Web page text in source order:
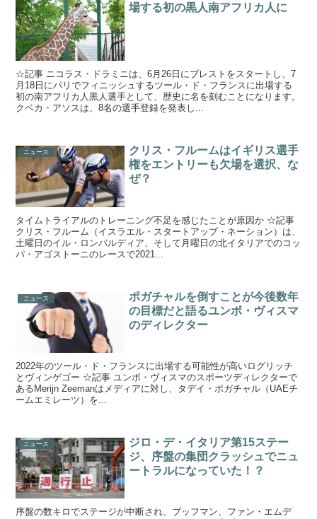
場する初の黒人南アフリカ人に
☆記事 ニコラス・ドラミニは、6月26日にブレストをスタートし、7
月18日にパリでフィニッシュするツール・ド・フランスに出場する
初の南アフリカ人黒人選手として、歴史に名を刻むことになります。
クベカ・アソスは、8名の選手登録を発表し...
ニュース
クリス・フルームはイギリス選手
権をエントリーも欠場を選択、な
ぜ？
タイムトライアルのトレーニング不足を感じたことが原因か ☆記事
クリス・フルーム（イスラエル・スタートアップ・ネーション）は、
土曜日のイル・ロンバルディア、そして月曜日の北イタリアでのコッ
パ・アゴストーニのレースで2021...
ニュース
ポガチャルを倒すことが今後数年
の目標だと語るユンボ・ヴィスマ
のディレクター
2022年のツール・ド・フランスに出場する可能性が高いログリッチ
とヴィンゲゴー ☆記事 ユンボ・ヴィスマのスポーツディレクターで
あるMerijn Zeemanはメディアに対し、タデイ・ポガチャル（UAEチ
ームエミレーツ）を...
ニュース
ジロ・デ・イタリア第15ステー
ジ、序盤の集団クラッシュでニュ
ートラルになっていた！？
序盤の数キロでステージが中断され、ブッフマン、ファン・エムデ